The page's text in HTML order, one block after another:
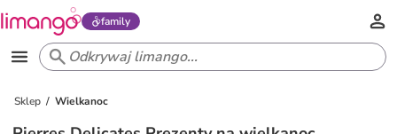
family
Sklep Wielkanoc